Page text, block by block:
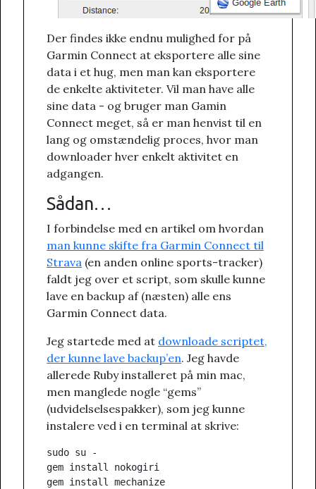
Der findes ikke endnu mulighed for på
Garmin Connect at eksportere alle sine
data i et hug, men man kan eksportere
de enkelte aktiviteter. Vil man have alle
sine data - og bruger man Gamin
Connect meget, så er man henvist til en
lang og omstændelig proces, hvor man
downloader hver enkelt aktivitet en
adgangen.
Sådan…
I forbindelse med en artikel om hvordan
man kunne skifte fra Garmin Connect til
Strava (en anden online sports-tracker)
faldt jeg over et script, som skulle kunne
lave en backup af (næsten) alle ens
Garmin Connect data.
Jeg startede med at downloade scriptet,
der kunne lave backup’en. Jeg havde
allerede Ruby installeret på min mac,
men manglede nogle “gems”
(udvidelselsespakker), som jeg kunne
instalere ved i en terminal at skrive:
sudo su -
gem install nokogiri
gem install mechanize